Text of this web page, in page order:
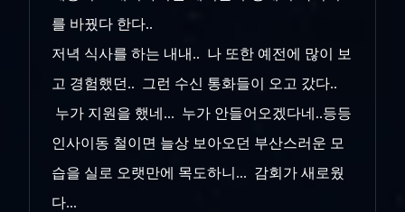
를 바꿨다 한다..
저녁 식사를 하는 내내.. 나 또한 예전에 많이 보
고 경험했던.. 그런 수신 통화들이 오고 갔다..
누가 지원을 했네... 누가 안들어오겠다네..등등
인사이동 철이면 늘상 보아오던 부산스러운 모
습을 실로 오랫만에 목도하니... 감회가 새로웠
다...